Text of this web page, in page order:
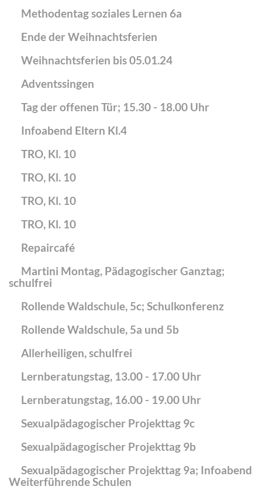
Methodentag soziales Lernen 6a
Ende der Weihnachtsferien
Weihnachtsferien bis 05.01.24
Adventssingen
Tag der offenen Tür; 15.30 - 18.00 Uhr
Infoabend Eltern Kl.4
TRO, Kl. 10
TRO, Kl. 10
TRO, Kl. 10
TRO, Kl. 10
Repaircafé
Martini Montag, Pädagogischer Ganztag;
schulfrei
Rollende Waldschule, 5c; Schulkonferenz
Rollende Waldschule, 5a und 5b
Allerheiligen, schulfrei
Lernberatungstag, 13.00 - 17.00 Uhr
Lernberatungstag, 16.00 - 19.00 Uhr
Sexualpädagogischer Projekttag 9c
Sexualpädagogischer Projekttag 9b
Sexualpädagogischer Projekttag 9a; Infoabend
Weiterführende Schulen